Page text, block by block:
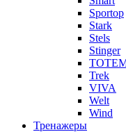
Sportop
Stark
Stels
Stinger
Trek
VIVA
Welt
Wind
Тренажеры